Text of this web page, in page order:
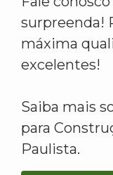
surpreenda!
máxima
excelentes!
Saiba mais
para
Paulista.